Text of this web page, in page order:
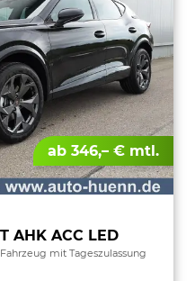
ab 346,– € mtl.
AHK ACC LED
Fahrzeug mit Tageszulassung